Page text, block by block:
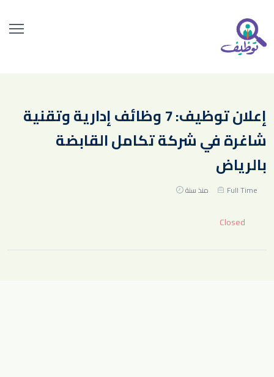
إعلان توظيف: 7 وظائف إدارية وتقنية
شاغرة في شركة تكامل القابضة
بالرياض
Full Time منذ سنة
Closed